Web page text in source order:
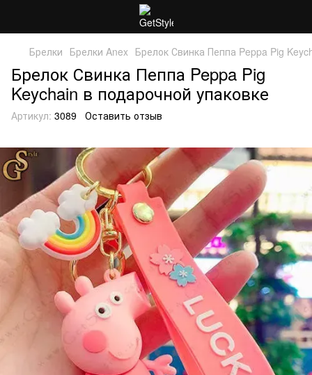
Брелки Брелки Anex Брелок Свинка Пеппа Peppa Pig
Брелок Свинка Пеппа Peppa Pig
Keychain в подарочной упаковке
Артикул: 3089 Оставить отзыв